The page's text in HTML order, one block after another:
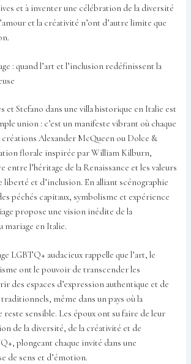
et à inventer une célébration de la diversité
et la créativité n’ont d’autre limite que
: quand l’art et l’inclusion redéfinissent la
et Stefano dans une villa historique en Italie est
union : c’est un manifeste vibrant où chaque
créations Alexander McQueen ou Dolce &
florale inspirée par William Kilburn,
entre l’héritage de la Renaissance et les valeurs
et d’inclusion. En alliant scénographie
péchés capitaux, symbolisme et expérience
propose une vision inédite de la
mariage en Italie.
LGBTQ+ audacieux rappelle que l’art, le
ont le pouvoir de transcender les
des espaces d’expression authentique et de
même dans un pays où la
sensible. Les époux ont su faire de leur
de la diversité, de la créativité et de
plongeant chaque invité dans une
de sens et d’émotion.